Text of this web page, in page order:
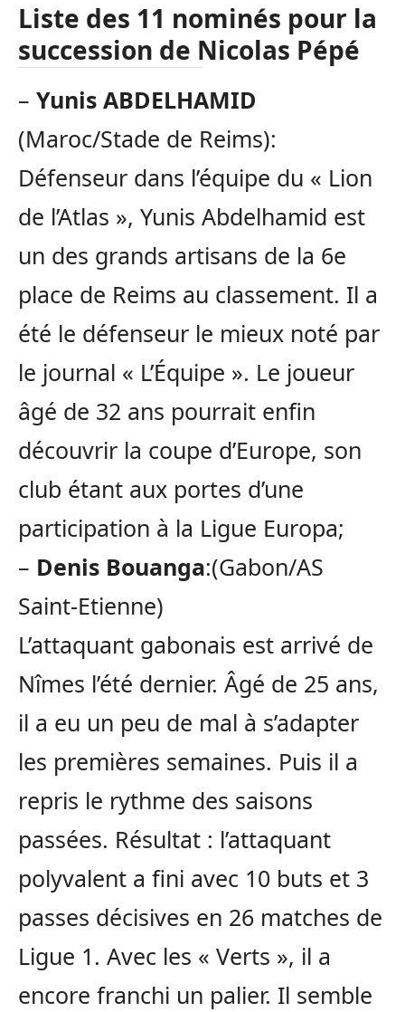
Liste des 11 nominés pour la
succession de Nicolas Pépé
– Yunis ABDELHAMID
(Maroc/Stade de Reims):
Défenseur dans l’équipe du « Lion
de l’Atlas », Yunis Abdelhamid est
un des grands artisans de la 6e
place de Reims au classement. Il a
été le défenseur le mieux noté par
le journal « L’Équipe ». Le joueur
âgé de 32 ans pourrait enfin
découvrir la coupe d’Europe, son
club étant aux portes d’une
participation à la Ligue Europa;
– Denis Bouanga:(Gabon/AS
Saint-Etienne)
L’attaquant gabonais est arrivé de
Nîmes l’été dernier. Âgé de 25 ans,
il a eu un peu de mal à s’adapter
les premières semaines. Puis il a
repris le rythme des saisons
passées. Résultat : l’attaquant
polyvalent a fini avec 10 buts et 3
passes décisives en 26 matches de
Ligue 1. Avec les « Verts », il a
encore franchi un palier. Il semble